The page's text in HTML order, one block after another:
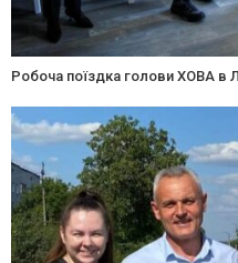
Робоча поїздка голови ХОВА в